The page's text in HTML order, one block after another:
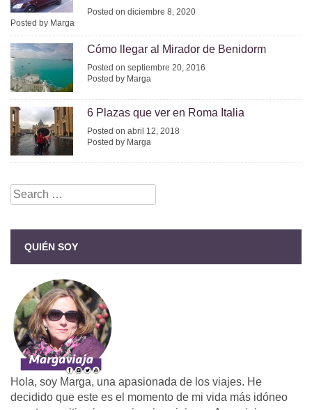
Posted on diciembre 8, 2020
Posted by Marga
Cómo llegar al Mirador de Benidorm
Posted on septiembre 20, 2016
Posted by Marga
6 Plazas que ver en Roma Italia
Posted on abril 12, 2018
Posted by Marga
Search
for:
QUIÉN SOY
Hola, soy Marga, una apasionada de los viajes. He
decidido que este es el momento de mi vida más idóneo